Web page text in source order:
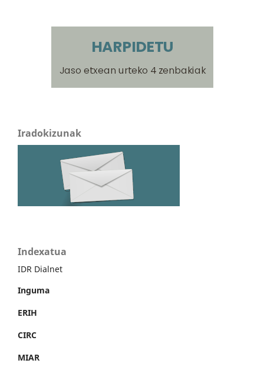
Iradokizunak
Indexatua
IDR Dialnet
Inguma
ERIH
CIRC
MIAR